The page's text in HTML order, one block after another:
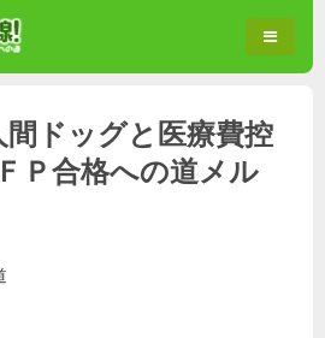
間ドッグと医療費控
Ｐ合格への道メル